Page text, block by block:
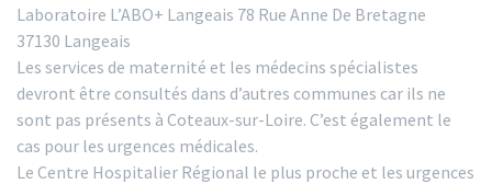
Laboratoire L’ABO+ Langeais 78 Rue Anne De Bretagne
37130 Langeais
Les services de maternité et les médecins spécialistes
devront être consultés dans d’autres communes car ils ne
sont pas présents à Coteaux-sur-Loire. C’est également le
cas pour les urgences médicales.
Le Centre Hospitalier Régional le plus proche et les urgences